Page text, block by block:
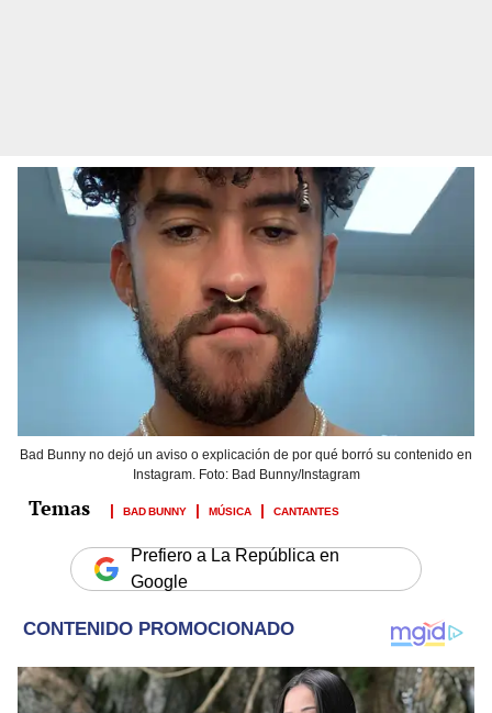
Bad Bunny no dejó un aviso o explicación de por qué borró su contenido en
Instagram. Foto: Bad Bunny/Instagram
BAD BUNNY MÚSICA CANTANTES
Prefiero a La República en
Google